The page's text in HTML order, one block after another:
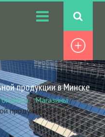
продукции в Минске
/Магазины/
продукции в Минске